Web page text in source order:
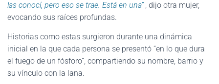
las conocí, pero eso se trae. Está en una” , dijo otra mujer,
evocando sus raíces profundas.
Historias como estas surgieron durante una dinámica
inicial en la que cada persona se presentó “en lo que dura
el fuego de un fósforo”, compartiendo su nombre, barrio y
su vínculo con la lana.